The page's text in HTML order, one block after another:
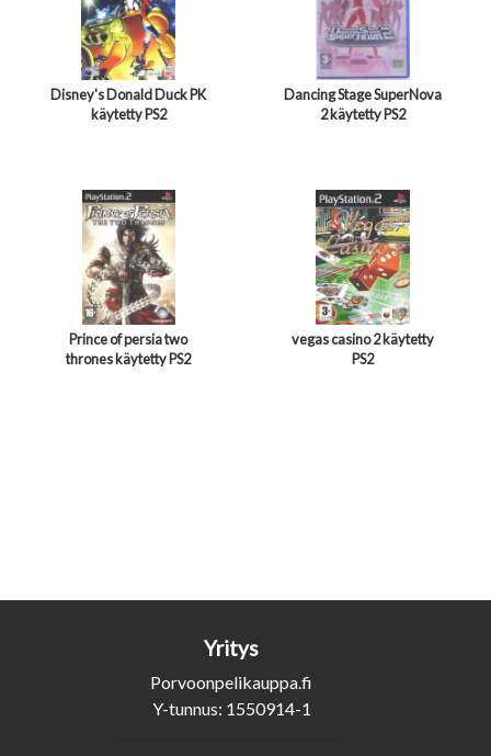
Disney's Donald Duck PK
käytetty PS2
Dancing Stage SuperNova
2 käytetty PS2
Prince of persia two
thrones käytetty PS2
vegas casino 2 käytetty
PS2
Yritys
Porvoonpelikauppa.fi
Y-tunnus: 1550914-1